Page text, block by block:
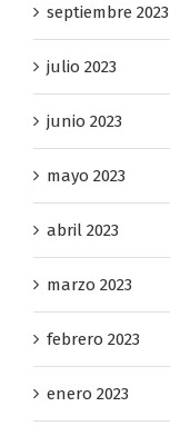
septiembre 2023
julio 2023
junio 2023
mayo 2023
abril 2023
marzo 2023
febrero 2023
enero 2023